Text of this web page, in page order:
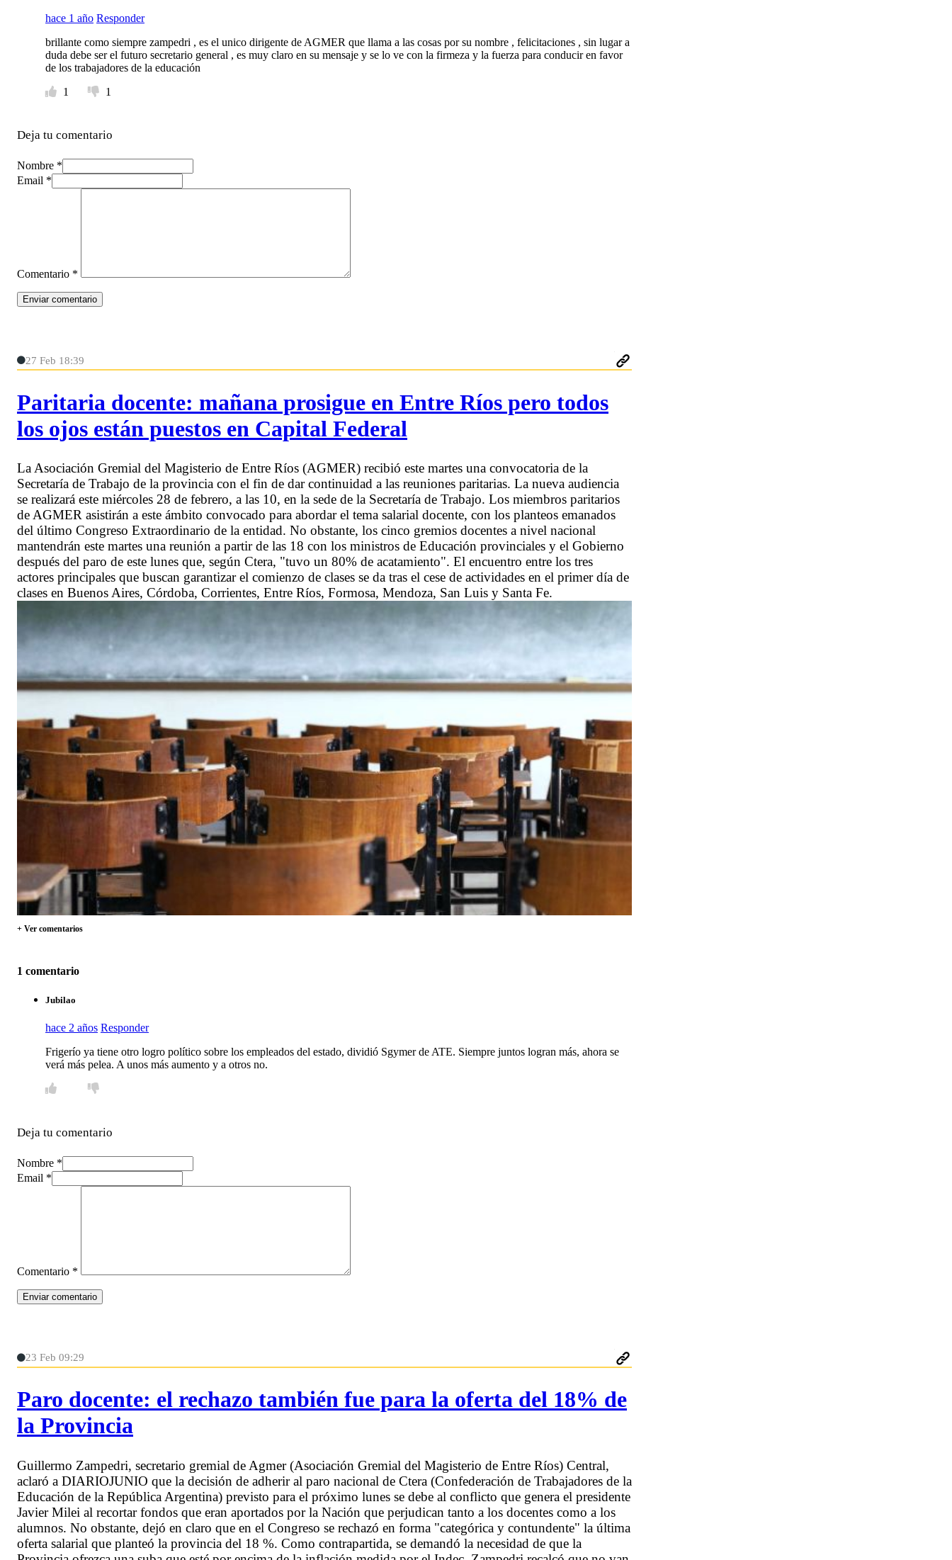
hace 1 año Responder
brillante como siempre zampedri , es el unico dirigente de AGMER que llama a las cosas por su nombre , felicitaciones , sin lugar a
duda debe ser el futuro secretario general , es muy claro en su mensaje y se lo ve con la firmeza y la fuerza para conducir en favor
de los trabajadores de la educación
1
1
Deja tu comentario
Nombre *
Email *
Comentario *
27 Feb 18:39
Paritaria docente: mañana prosigue en Entre Ríos pero todos
los ojos están puestos en Capital Federal
La Asociación Gremial del Magisterio de Entre Ríos (AGMER) recibió este martes una convocatoria de la
Secretaría de Trabajo de la provincia con el fin de dar continuidad a las reuniones paritarias. La nueva audiencia
se realizará este miércoles 28 de febrero, a las 10, en la sede de la Secretaría de Trabajo. Los miembros paritarios
de AGMER asistirán a este ámbito convocado para abordar el tema salarial docente, con los planteos emanados
del último Congreso Extraordinario de la entidad. No obstante, los cinco gremios docentes a nivel nacional
mantendrán este martes una reunión a partir de las 18 con los ministros de Educación provinciales y el Gobierno
después del paro de este lunes que, según Ctera, "tuvo un 80% de acatamiento". El encuentro entre los tres
actores principales que buscan garantizar el comienzo de clases se da tras el cese de actividades en el primer día de
clases en Buenos Aires, Córdoba, Corrientes, Entre Ríos, Formosa, Mendoza, San Luis y Santa Fe.
+ Ver comentarios
1 comentario
Jubilao
hace 2 años Responder
Frigerío ya tiene otro logro político sobre los empleados del estado, dividió Sgymer de ATE. Siempre juntos logran más, ahora se
verá más pelea. A unos más aumento y a otros no.
Deja tu comentario
Nombre *
Email *
Comentario *
23 Feb 09:29
Paro docente: el rechazo también fue para la oferta del 18% de
la Provincia
Guillermo Zampedri, secretario gremial de Agmer (Asociación Gremial del Magisterio de Entre Ríos) Central,
aclaró a DIARIOJUNIO que la decisión de adherir al paro nacional de Ctera (Confederación de Trabajadores de la
Educación de la República Argentina) previsto para el próximo lunes se debe al conflicto que genera el presidente
Javier Milei al recortar fondos que eran aportados por la Nación que perjudican tanto a los docentes como a los
alumnos. No obstante, dejó en claro que en el Congreso se rechazó en forma "categórica y contundente" la última
oferta salarial que planteó la provincia del 18 %. Como contrapartida, se demandó la necesidad de que la